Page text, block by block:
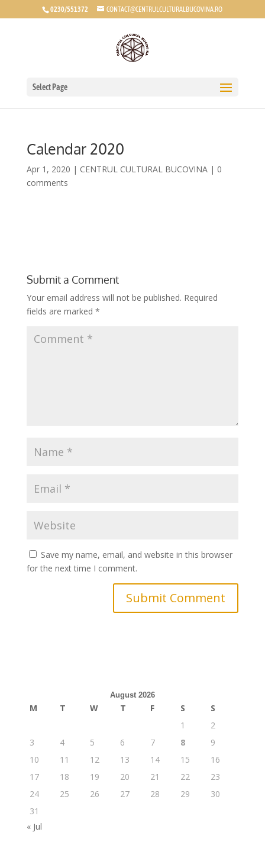
0230/551372 CONTACT@CENTRULCULTURALBUCOVINA.RO
Select Page
Calendar 2020
Apr 1, 2020 | CENTRUL CULTURAL BUCOVINA| 0
comments
Submit a Comment
Your email address will not be published. Required
fields are marked *
Save my name, email, and website in this browser
for the next time I comment.
August 2026
M T W T F S
S
1
2
3
4 5 6 7 8
9
10
11 12 13 14 15
16
17
18 19 20 21 22
23
24
25 26 27 28 29
30
31
« Jul